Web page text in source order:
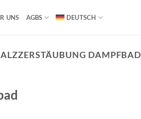
UNS AGBS DEUTSCH
DAMPFBAD